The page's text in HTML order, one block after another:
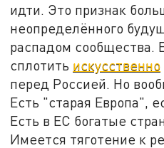
идти. Это признак
неопределённого
распадом сообщества.
сплотить искусственно
перед Россией. Но
Есть "старая Европа",
Есть в ЕС богатые
Имеется тяготение к